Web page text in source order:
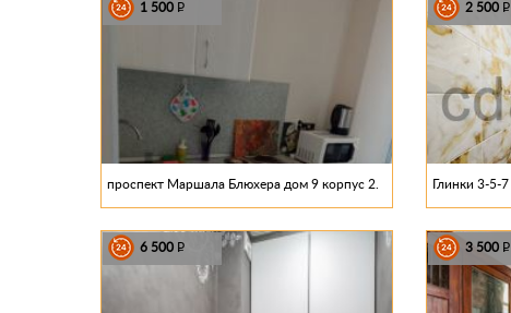
проспект Маршала Блюхера дом 9 корпус 2.
1 500 P
Глинки 3-5-7
2 500 P
6 500 P 3 500 P